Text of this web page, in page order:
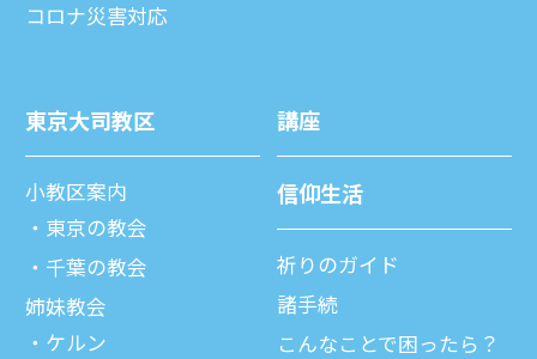
コロナ災害対応
東京⼤司教区
⼩教区案内
東京の教会
千葉の教会
姉妹教会
ケルン
講座
信仰⽣活
祈りのガイド
諸⼿続
こんなことで困ったら？